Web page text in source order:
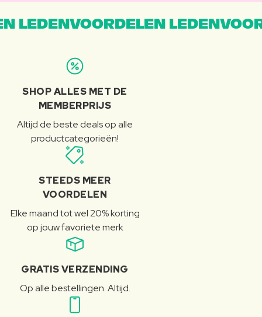
LEDENVOORDELEN
SHOP ALLES MET DE
MEMBERPRIJS
Altijd de beste deals op alle
productcategorieën!
STEEDS MEER
VOORDELEN
Elke maand tot wel 20% korting
op jouw favoriete merk
GRATIS VERZENDING
Op alle bestellingen. Altijd.